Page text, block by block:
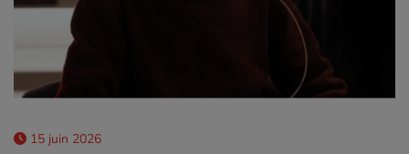
15 juin 2026